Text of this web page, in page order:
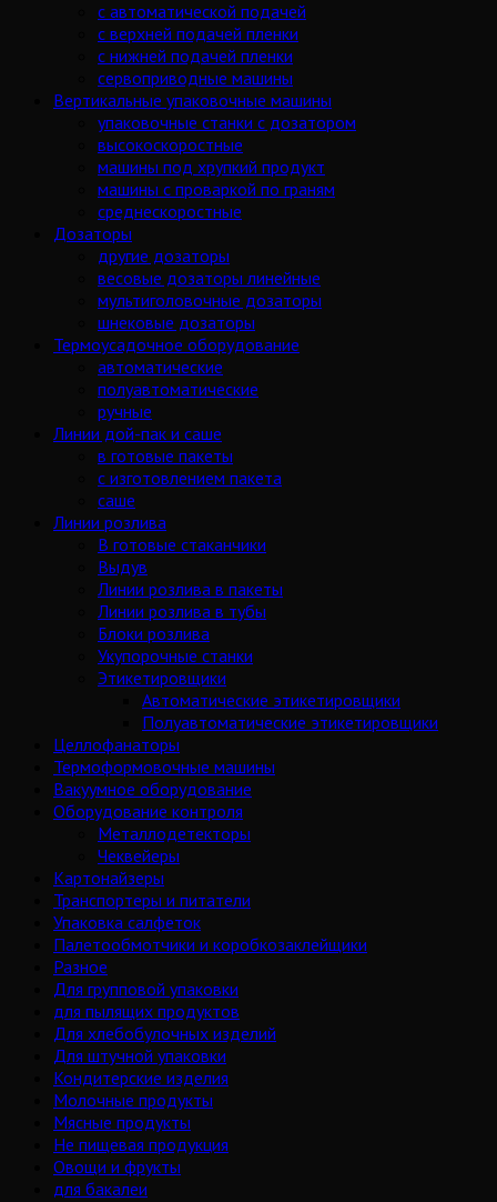
с автоматической подачей
с верхней подачей пленки
с нижней подачей пленки
сервоприводные машины
Вертикальные упаковочные машины
упаковочные станки с дозатором
высокоскоростные
машины под хрупкий продукт
машины с проваркой по граням
среднескоростные
Дозаторы
другие дозаторы
весовые дозаторы линейные
мультиголовочные дозаторы
шнековые дозаторы
Термоусадочное оборудование
автоматические
полуавтоматические
ручные
Линии дой-пак и саше
в готовые пакеты
с изготовлением пакета
саше
Линии розлива
В готовые стаканчики
Выдув
Линии розлива в пакеты
Линии розлива в тубы
Блоки розлива
Укупорочные станки
Этикетировщики
Автоматические этикетировщики
Полуавтоматические этикетировщики
Целлофанаторы
Термоформовочные машины
Вакуумное оборудование
Оборудование контроля
Металлодетекторы
Чеквейеры
Картонайзеры
Транспортеры и питатели
Упаковка салфеток
Палетообмотчики и коробкозаклейщики
Разное
Для групповой упаковки
для пылящих продуктов
Для хлебобулочных изделий
Для штучной упаковки
Кондитерские изделия
Молочные продукты
Мясные продукты
Не пищевая продукция
Овощи и фрукты
для бакалеи